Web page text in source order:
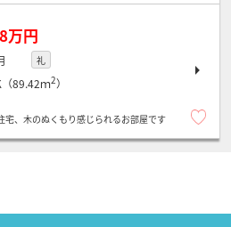
万円
礼
89.42ｍ2）
宅、木のぬくもり感じられるお部屋です